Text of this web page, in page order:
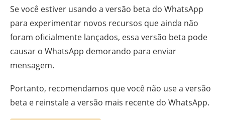
Se você estiver usando a versão beta do WhatsApp
para experimentar novos recursos que ainda não
foram oficialmente lançados, essa versão beta pode
causar o WhatsApp demorando para enviar
mensagem.
Portanto, recomendamos que você não use a versão
beta e reinstale a versão mais recente do WhatsApp.